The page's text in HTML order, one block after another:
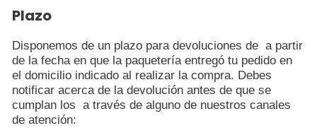
Plazo
Disponemos de un plazo para devoluciones de a partir
de la fecha en que la paquetería entregó tu pedido en
el domicilio indicado al realizar la compra. Debes
notificar acerca de la devolución antes de que se
cumplan los a través de alguno de nuestros canales
de atención: